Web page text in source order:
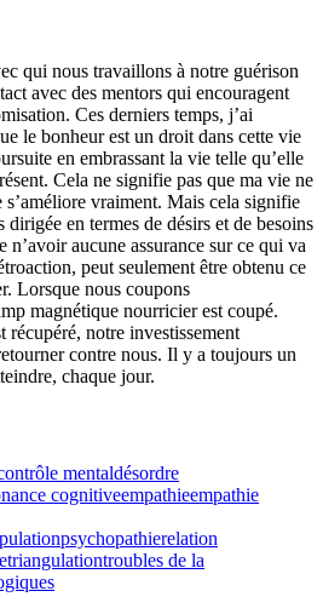
qui nous travaillons à notre guérison
avec des mentors qui encouragent
Ces derniers temps, j’ai
le bonheur est un droit dans cette vie
en embrassant la vie telle qu’elle
Cela ne signifie pas que ma vie ne
s’améliore vraiment. Mais cela signifie
en termes de désirs et de besoins
n’avoir aucune assurance sur ce qui va
peut seulement être obtenu ce
Lorsque nous coupons
magnétique nourricier est coupé.
récupéré, notre investissement
contre nous. Il y a toujours un
chaque jour.
mentaldésordre
cognitiveempathieempathie
psychopathierelation
triangulationtroubles de la